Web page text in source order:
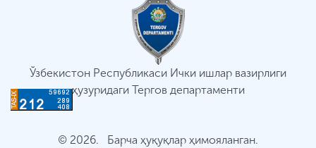
Ўзбекистон Республикаси Ички ишлар вазирлиги
ҳузуридаги Тергов департаменти
© 2026. Барча ҳуқуқлар ҳимояланган.